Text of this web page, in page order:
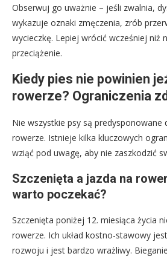
Obserwuj go uważnie – jeśli zwalnia,
wykazuje oznaki zmęczenia, zrób
wycieczkę. Lepiej wrócić wcześniej niż
przeciążenie.
Kiedy pies nie powinien
rowerze? Ograniczenia
Nie wszystkie psy są predysponowane
rowerze. Istnieje kilka kluczowych
wziąć pod uwagę, aby nie zaszkodzić
Szczenięta a jazda na
warto poczekać?
Szczenięta poniżej 12. miesiąca życia
rowerze. Ich układ kostno-stawowy
rozwoju i jest bardzo wrażliwy.